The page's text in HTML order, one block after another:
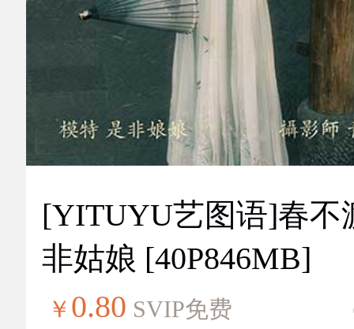
[YITUYU艺图语]春不
非姑娘 [40P846MB]
￥ 0.80 SVIP免费